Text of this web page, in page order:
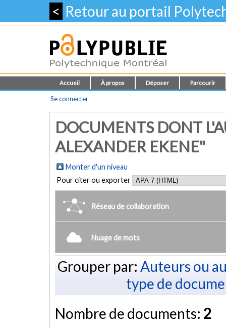
< Retour au portail
Accueil À propos Déposer Parcourir
Se connecter
DOCUMENTS DONT
ALEXANDER EKENE"
Monter d'un niveau
Pour citer ou exporter
Réseau de collaboration
Nuage de mots
Grouper par: Auteurs ou
type de
Nombre de documents: 2